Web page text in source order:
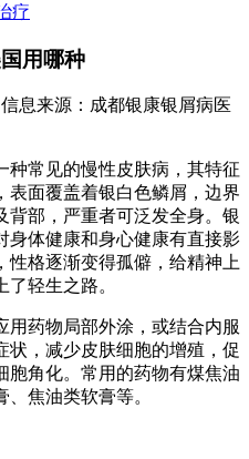
疗
用哪种
息来源：成都银康银屑病医
种常见的慢性皮肤病，其特征
表面覆盖着银白色鳞屑，边界
背部，严重者可泛发全身。银
身体健康和身心健康有直接影
性格逐渐变得孤僻，给精神上
轻生之路。
用药物局部外涂，或结合内服
状，减少皮肤细胞的增殖，促
胞角化。常用的药物有煤焦油
焦油类软膏等。